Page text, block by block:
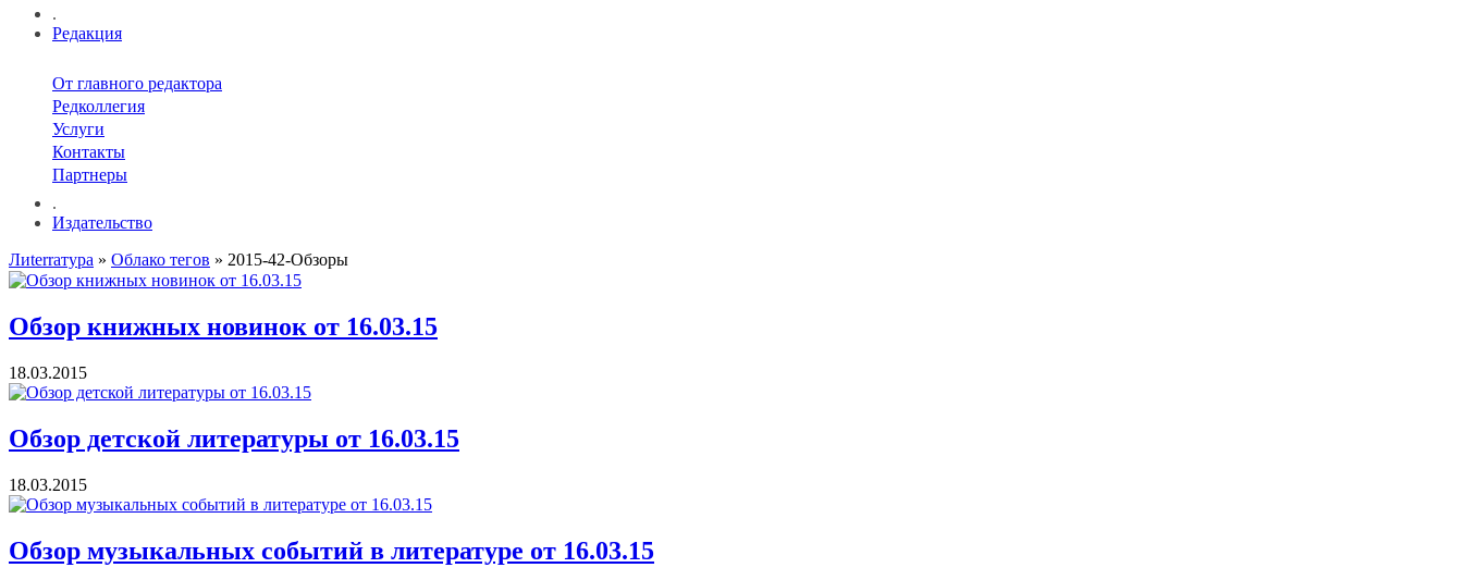
.
Редакция
От главного редактора
Редколлегия
Услуги
Контакты
Партнеры
.
Издательство
Лиterraтура » Облако тегов » 2015-42-Обзоры
Обзор книжных новинок от 16.03.15
18.03.2015
Обзор детской литературы от 16.03.15
18.03.2015
Обзор музыкальных событий в литературе от 16.03.15